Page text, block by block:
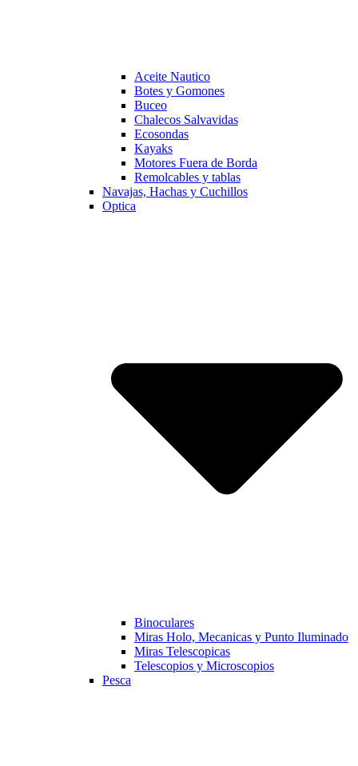
Aceite Nautico
Botes y Gomones
Buceo
Chalecos Salvavidas
Ecosondas
Kayaks
Motores Fuera de Borda
Remolcables y tablas
Navajas, Hachas y Cuchillos
Optica
Binoculares
Miras Holo, Mecanicas y Punto Iluminado
Miras Telescopicas
Telescopios y Microscopios
Pesca